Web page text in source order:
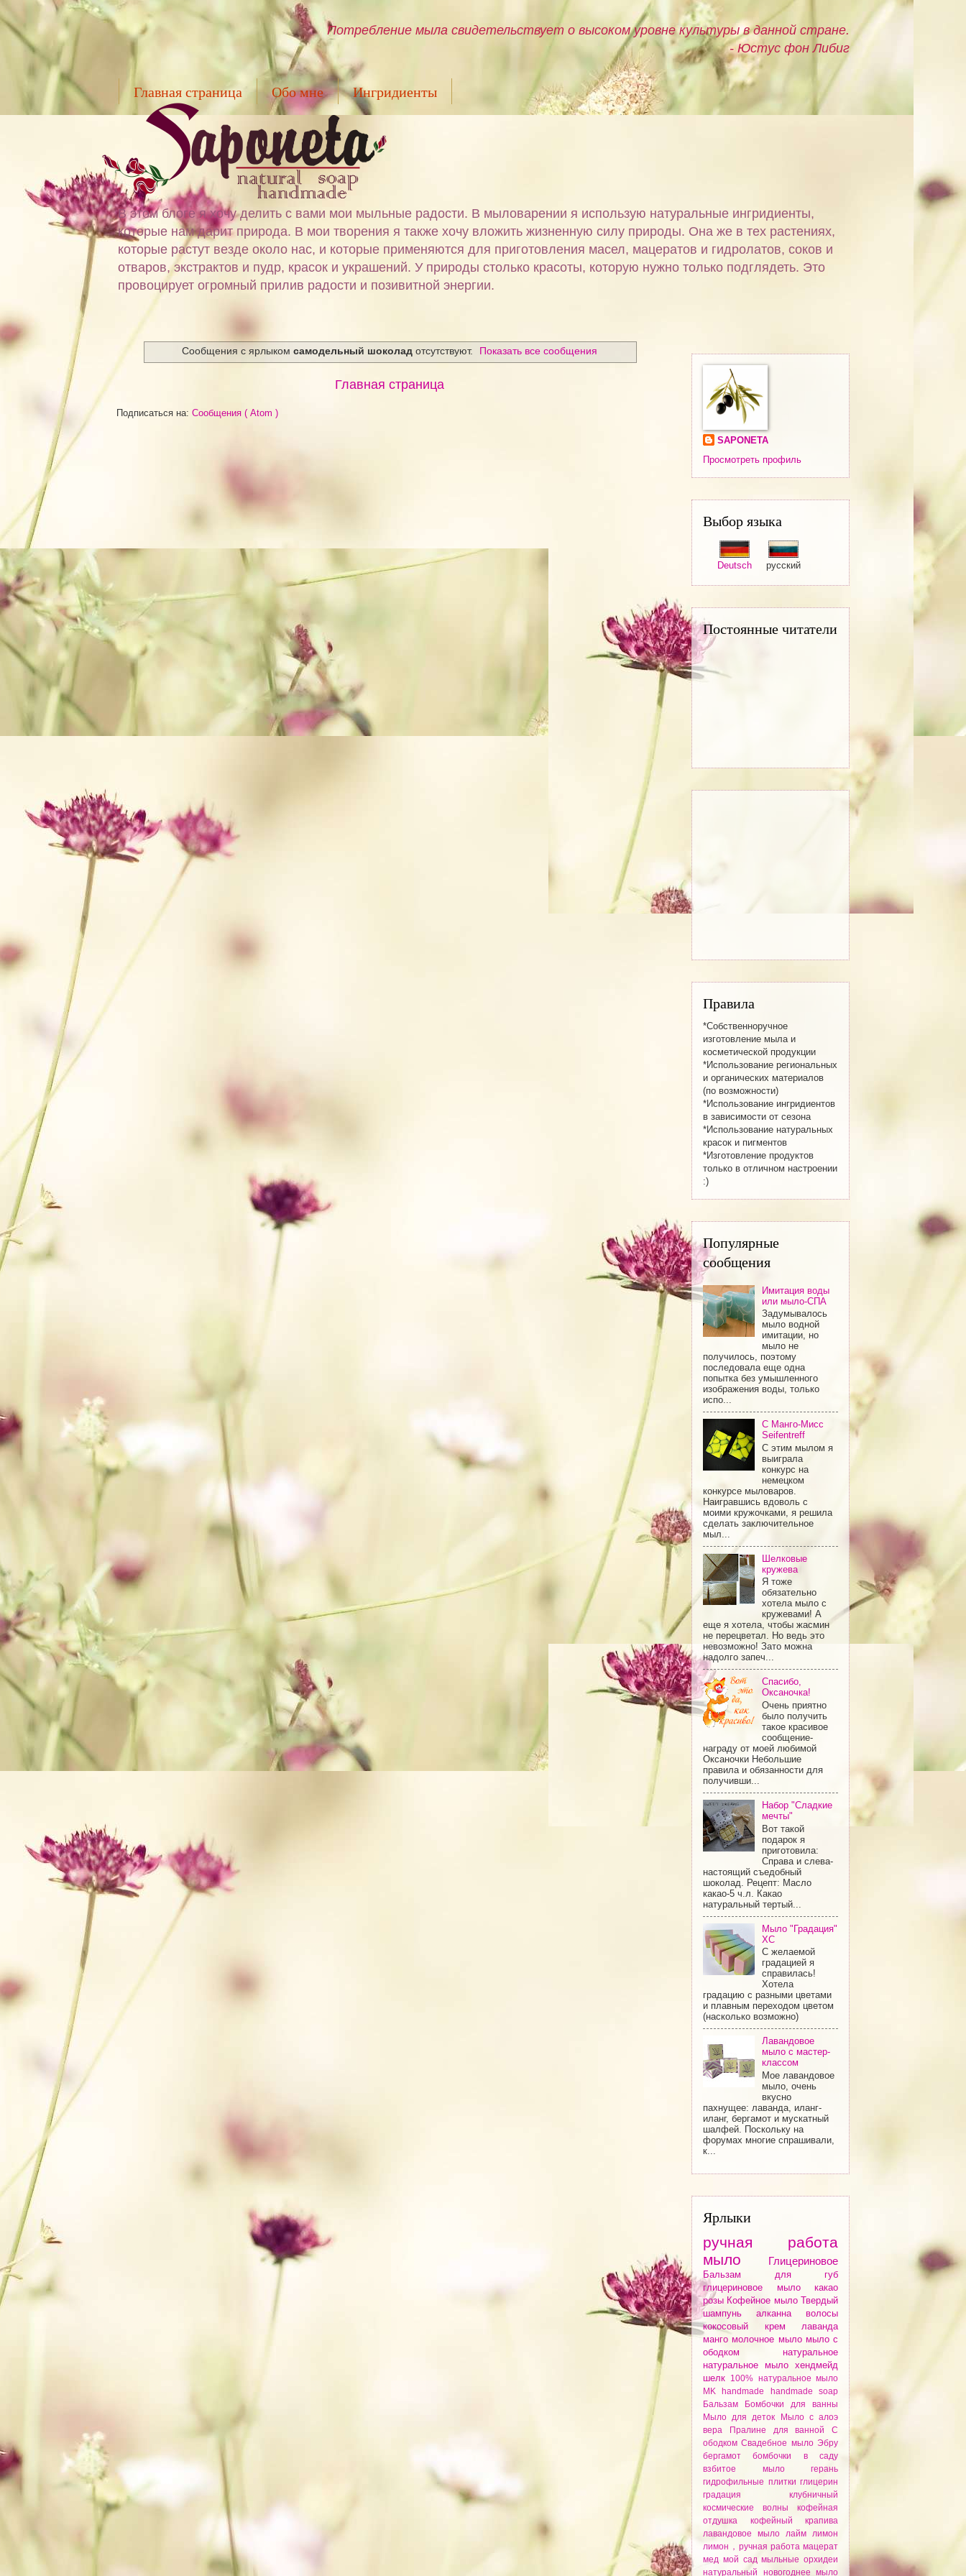
Потребление мыла свидетельствует о высоком уровне культуры в данной стране.
- Юстус фон Либиг
Главная страница Обо мне Ингридиенты
В этом блоге я хочу делить с вами мои мыльные радости. В мыловарении я использую натуральные ингридиенты,
которые нам дарит природа. В мои творения я также хочу вложить жизненную силу природы. Она же в тех растениях,
которые растут везде около нас, и которые применяются для приготовления масел, мацератов и гидролатов, соков и
отваров, экстрактов и пудр, красок и украшений. У природы столько красоты, которую нужно только подглядеть. Это
провоцирует огромный прилив радости и позивитной энергии.
Сообщения с ярлыком самодельный шоколадотсутствуют. Показать все сообщения
Главная страница
Подписаться на: Сообщения ( Atom )
SAPONETA
Просмотреть профиль
Выбор языка
Deutsch русский
Постоянные читатели
Правила
*Собственноручное
изготовление мылa и
косметической продукции
*Использование региональных
и органических материалов
(по возможности)
*Использование ингридиентов
в зависимости от сезона
*Использование натуральных
красок и пигментов
*Изготовление продуктов
только в отличном настроении
:)
Популярные
сообщения
Имитация воды
или мыло-СПА
Задумывалось
мыло водной
имитации, но
мыло не
получилось, поэтому
последовала еще одна
попытка без умышленного
изображения воды, только
испо...
С Манго-Мисс
Seifentreff
С этим мылом я
выиграла
конкурс на
немецком
конкурсе мыловаров.
Наигравшись вдоволь с
моими кружочками, я решила
сделать заключительное
мыл...
Шелковые
кружева
Я тоже
обязательно
хотела мыло с
кружевами! А
еще я хотела, чтобы жасмин
не перецветал. Но ведь это
невозможно! Зато можна
надолго запеч...
Спасибо,
Оксаночка!
Очень приятно
было получить
такое красивое
сообщение-
награду от моей любимой
Оксаночки Небольшие
правила и обязанности для
получивши...
Набор "Сладкие
мечты"
Вот такой
подарок я
приготовила:
Справа и слева-
настоящий съедобный
шоколад. Рецепт: Масло
какао-5 ч.л. Какао
натуральный тертый...
Мыло "Градация"
ХС
С желаемой
градацией я
справилась!
Хотела
градацию с разными цветами
и плавным переходом цветом
(насколько возможно)
Лавандовое
мыло с мастер-
классом
Мое лавандовое
мыло, очень
вкусно
пахнущее: лаванда, иланг-
иланг, бергамот и мускатный
шалфей. Поскольку на
форумах многие спрашивали,
к...
Ярлыки
ручная работа
мыло
Глицериновое
Бальзам для губ
глицериновое мыло какао
розы Кофейное мылоТвердый
шампунь алканнa волосы
кокосовый крем лаванда
мангомолочное мыло мыло с
ободком натуральное
натуральное мыло хендмейд
шелк
100% натуральное мыло
MK
handmade
handmade soap
Бальзам
Бомбочки для ванны
Мыло для деток
Мыло с алоэ
вера
Пралине для ванной С
ободкомСвадебное мылоЭбру
бергамотбомбочки в саду
взбитое мыло герань
гидрофильные плитки глицерин
градация клубничный
космические волны кофейная
отдушка кофейный крапива
лавандовое мыло лайм лимон
лимон，ручная работа мацерат
мед мой садмыльные орхидеи
натуральный новогоднее мыло